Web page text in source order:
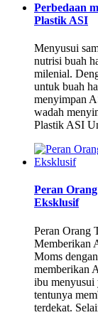
Perbedaan
Plastik ASI
Menyusui
nutrisi buah
milenial.
untuk buah
menyimpan
wadah
Plastik ASI
Peran
Eksklusif
Peran Orang
Memberikan
Moms
memberikan
ibu menyusui
tentunya
terdekat.